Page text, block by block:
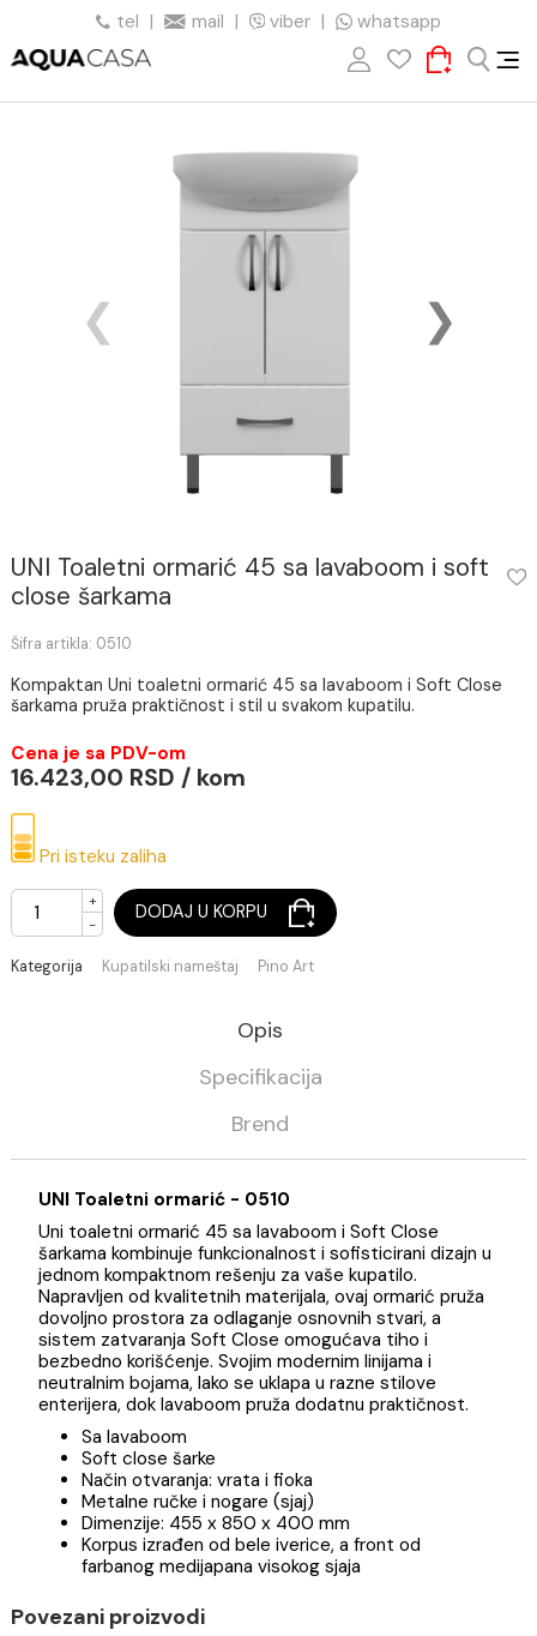
tel | mail | viber | whatsapp
UNI Toaletni ormarić 45 sa lavaboom i
close šarkama
Šifra artikla: 0510
Kompaktan Uni toaletni ormarić 45 sa lavaboom i Soft
šarkama pruža praktičnost i stil u svakom kupatilu.
Cena je sa PDV-om
16.423,00 RSD / kom
Kupatilski nameštaj Pino Art
Specifikacija
Brend
UNI Toaletni ormarić - 0510
Uni toaletni ormarić 45 sa lavaboom i Soft Close
šarkama kombinuje funkcionalnost i sofisticirani dizajn
jednom kompaktnom rešenju za vaše kupatilo.
Napravljen od kvalitetnih materijala, ovaj ormarić
dovoljno prostora za odlaganje osnovnih stvari, a
sistem zatvaranja Soft Close omogućava tiho i
bezbedno korišćenje. Svojim modernim linijama i
neutralnim bojama, lako se uklapa u razne stilove
enterijera, dok lavaboom pruža dodatnu praktičnost.
Soft close šarke